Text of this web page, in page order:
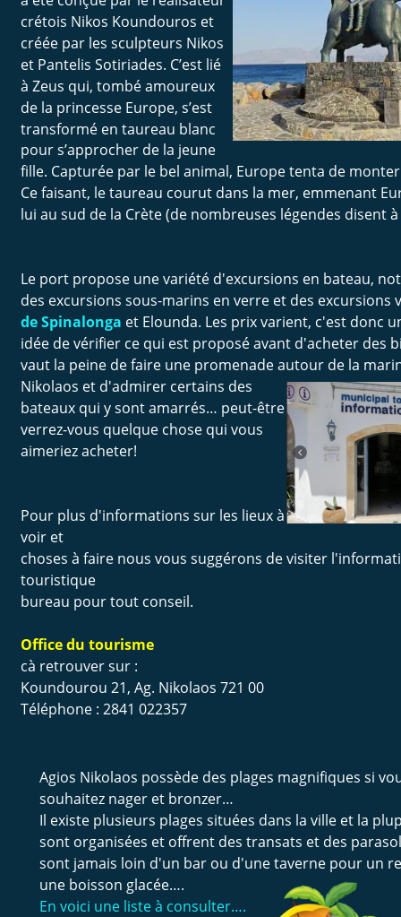
crétois Nikos Koundouros et
créée par les sculpteurs Nikos
et Pantelis Sotiriades. C’est lié
à Zeus qui, tombé amoureux
de la princesse Europe, s’est
transformé en taureau blanc
pour s’approcher de la jeune
fille. Capturée par le bel animal, Europe tenta de
Ce faisant, le taureau courut dans la mer, emmenant
lui au sud de la Crète (de nombreuses légendes disent
Le port propose une variété d'excursions en bateau,
des excursions sous-marins en verre et des excursions
de Spinalonga et Elounda. Les prix varient, c'est donc
idée de vérifier ce qui est proposé avant d'acheter des
vaut la peine de faire une promenade autour de la
Nikolaos et d'admirer certains des
bateaux qui y sont amarrés… peut-être
verrez-vous quelque chose qui vous
aimeriez acheter!
Pour plus d'informations sur les lieux à
voir et
choses à faire nous vous suggérons de visiter
touristique
bureau pour tout conseil.
Office du tourisme
cà retrouver sur :
Koundourou 21, Ag. Nikolaos 721 00
Téléphone : 2841 022357
Agios Nikolaos possède des plages magnifiques si
souhaitez nager et bronzer…
Il existe plusieurs plages situées dans la ville et la
sont organisées et offrent des transats et des
sont jamais loin d'un bar ou d'une taverne pour un
une boisson glacée….
En voici une liste à consulter….